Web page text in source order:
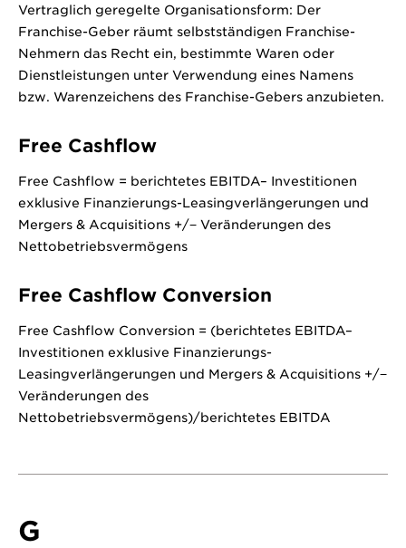
Vertraglich geregelte Organisationsform: Der
Franchise-Geber räumt selbstständigen Franchise-
Nehmern das Recht ein, bestimmte Waren oder
Dienstleistungen unter Verwendung eines Namens
bzw. Warenzeichens des Franchise-Gebers anzubieten.
Free Cashflow
Free Cashflow = berichtetes EBITDA– Investitionen
exklusive Finanzierungs-Leasingverlängerungen und
Mergers & Acquisitions +/− Veränderungen des
Nettobetriebsvermögens
Free Cashflow Conversion
Free Cashflow Conversion = (berichtetes EBITDA–
Investitionen exklusive Finanzierungs-
Leasingverlängerungen und Mergers & Acquisitions +/−
Veränderungen des
Nettobetriebsvermögens)/berichtetes EBITDA
G